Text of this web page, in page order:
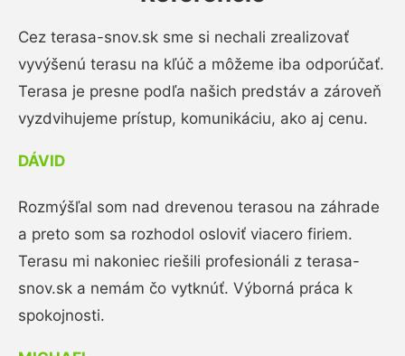
Cez terasa-snov.sk sme si nechali zrealizovať
vyvýšenú terasu na kľúč a môžeme iba odporúčať.
Terasa je presne podľa našich predstáv a zároveň
vyzdvihujeme prístup, komunikáciu, ako aj cenu.
DÁVID
Rozmýšľal som nad drevenou terasou na záhrade
a preto som sa rozhodol osloviť viacero firiem.
Terasu mi nakoniec riešili profesionáli z terasa-
snov.sk a nemám čo vytknúť. Výborná práca k
spokojnosti.